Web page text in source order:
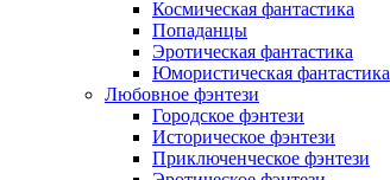
Космическая фантастика
Попаданцы
Эротическая фантастика
Юмористическая фантастика
Любовное фэнтези
Городское фэнтези
Историческое фэнтези
Приключенческое фэнтези